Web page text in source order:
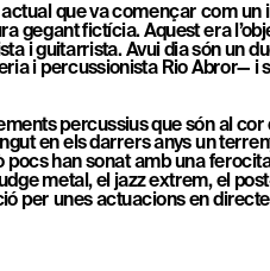
actual que va començar com
gegant fictícia. Aquest era
i guitarrista. Avui dia són un
i percussionista Rio Abror— i
percussius que són al cor
en els darrers anys un
han sonat amb una
metal, el jazz extrem, el
per unes actuacions en